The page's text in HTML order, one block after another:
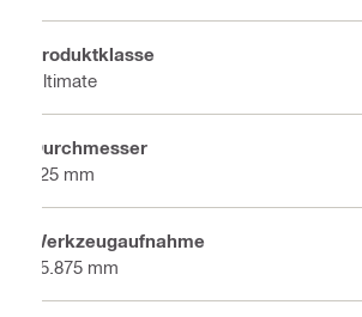
Produktklasse
Ultimate
Durchmesser
125 mm
Werkzeugaufnahme
15.875 mm